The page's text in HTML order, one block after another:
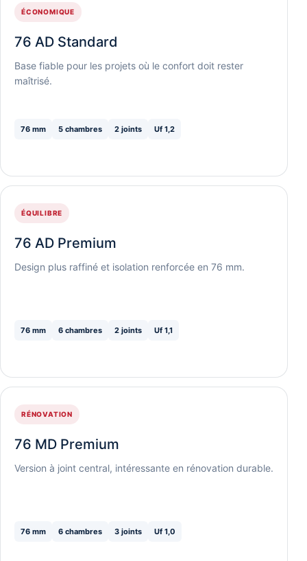
ÉCONOMIQUE
76 AD Standard
Base fiable pour les projets où le confort doit rester
maîtrisé.
76 mm 5 chambres 2 joints Uf 1,2
ÉQUILIBRE
76 AD Premium
Design plus raffiné et isolation renforcée en 76 mm.
76 mm 6 chambres 2 joints Uf 1,1
RÉNOVATION
76 MD Premium
Version à joint central, intéressante en rénovation durable.
76 mm 6 chambres 3 joints Uf 1,0